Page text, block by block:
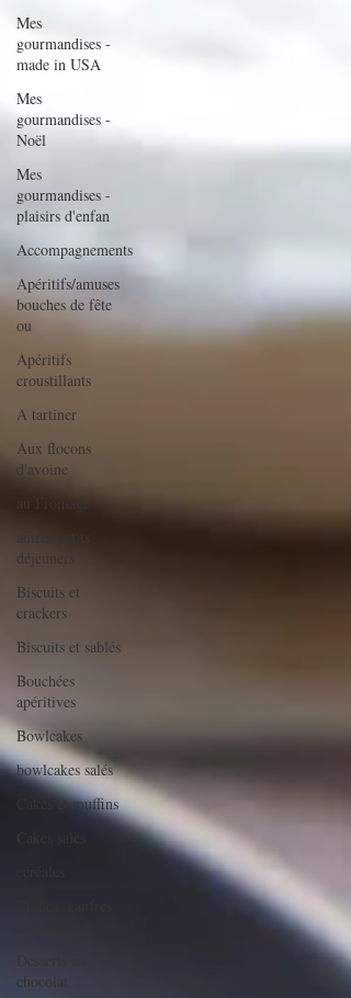
Mes
gourmandises -
made in USA
Mes
gourmandises -
Noël
Mes
gourmandises -
plaisirs d'enfan
Accompagnements
Apéritifs/amuses
bouches de fête
ou
Apéritifs
croustillants
A tartiner
Aux flocons
d'avoine
au Fromage
autres petits
déjeuners
Biscuits et
crackers
Biscuits et sablés
Bouchées
apéritives
Bowlcakes
bowlcakes salés
Cakes et muffins
Desserts au
chocolat